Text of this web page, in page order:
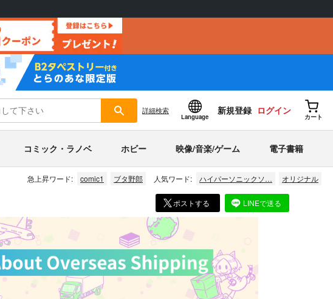
詳細検索
Language
新規登録 ログイン
カート
コミック・ラノベ ホビー 映像/音楽/ゲーム 電子書籍
急上昇ワード: comic1 ブタ野郎 人気ワード: ハイパーソニックソ… オリジナル
ポストする LINEで送る